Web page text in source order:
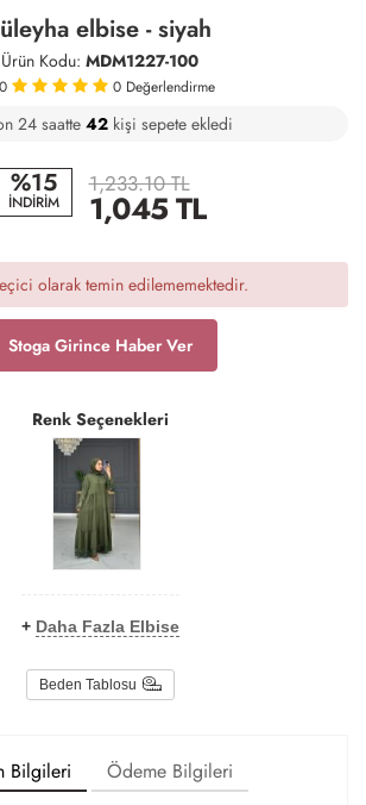
elbise - siyah
Ürün Kodu: MDM1227-100
0 Değerlendirme
31
24 saatte 42 kişi sepete ekledi
15
%15
İNDİRİM
1,233.10 TL
1,045TL
olarak temin edilememektedir.
Stoga Girince Haber Ver
Renk Seçenekleri
+ Daha Fazla Elbise
Beden Tablosu
Bilgileri
Ödeme Bilgileri